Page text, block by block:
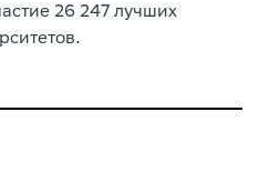
26 247 лучших